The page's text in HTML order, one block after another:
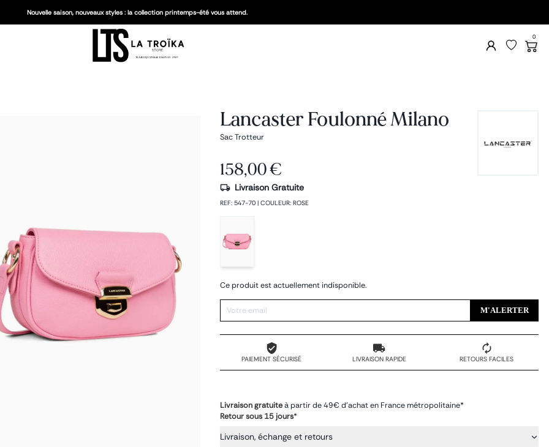
Nouvelle saison, nouveaux styles : la collection printemps-été vous attend.
0
Lancaster Foulonné Milano
Sac Trotteur
158,00 €
Livraison Gratuite
REF: 547-70| COULEUR: ROSE
Ce produit est actuellement indisponible.
M'ALERTER
PAIEMENT SÉCURISÉ LIVRAISON RAPIDE RETOURS FACILES
Livraison gratuiteà partir de 49€ d'achat en France métropolitaine*
Retour sous 15 jours*
Livraison, échange et retours